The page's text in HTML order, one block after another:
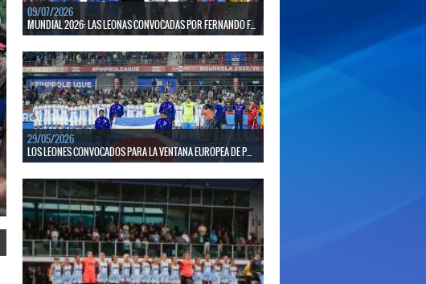
09/07/2026
MUNDIAL 2026: LAS LEONAS CONVOCADAS POR FERNANDO F...
Bajos y Bélgica.
LEER MÁS
29/05/2026
LOS LEONES CONVOCADOS PARA LA VENTANA EUROPEA DE P...
ventanas de Pro League 2025-26 en Inglaterra y Alemania.
LEER MÁS